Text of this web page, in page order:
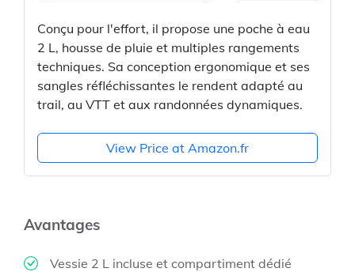
Conçu pour l'effort, il propose une poche à eau
2 L, housse de pluie et multiples rangements
techniques. Sa conception ergonomique et ses
sangles réfléchissantes le rendent adapté au
trail, au VTT et aux randonnées dynamiques.
View Price at Amazon.fr
Avantages
Vessie 2 L incluse et compartiment dédié